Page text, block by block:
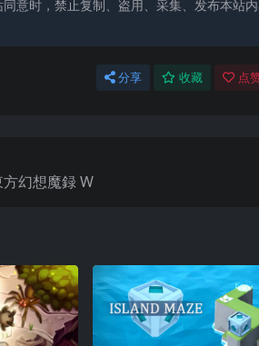
意时，禁止复制、盗用、采集、发布本站
分享 收藏 点
幻想魔録 W